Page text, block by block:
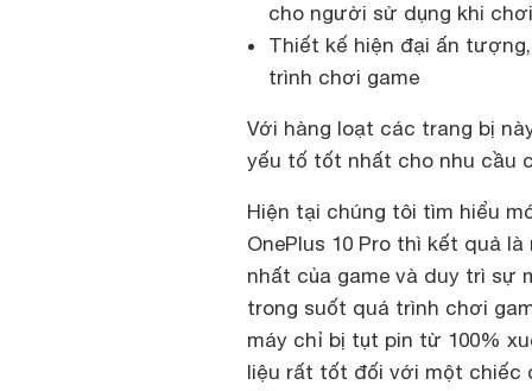
cho người sử dụng khi
Thiết kế hiện đại ấn
trình chơi game
Với hàng loạt các trang bị
yếu tố tốt nhất cho nhu cầu
Hiện tại chúng tôi tìm hiểu
OnePlus 10 Pro thì kết quả
nhất của game và duy trì sự
trong suốt quá trình chơi
máy chỉ bị tụt pin từ 100%
liệu rất tốt đối với một chiếc